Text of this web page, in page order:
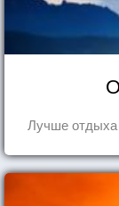
Лучше отдыха